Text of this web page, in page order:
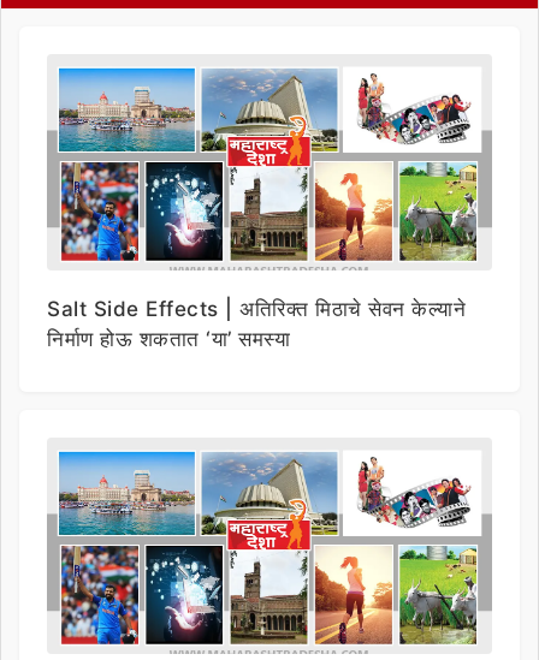
Salt Side Effects | अतिरिक्त मिठाचे सेवन केल्याने
निर्माण होऊ शकतात ‘या’ समस्या